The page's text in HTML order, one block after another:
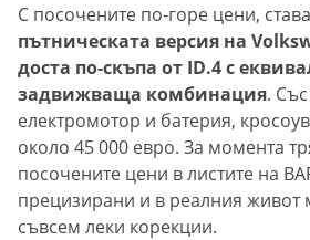
С посочените по-горе цени,
пътническата версия на
доста по-скъпа от ID.4 с
задвижваща комбинация.
електромотор и батерия,
около 45 000 евро. За момента
посочените цени в листите на
прецизирани и в реалния живот
съвсем леки корекции.